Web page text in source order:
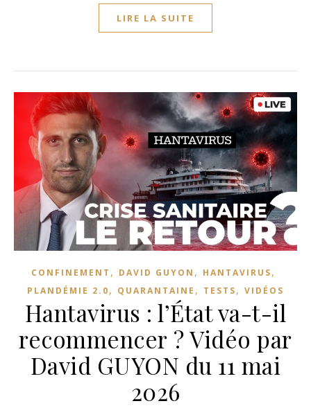
LIRE LA SUITE
CONFINEMENT , DAVID GUYON , HANTAVIRUS,
PLANDÉMIE 2.0, QUARANTAINE , TESTS, VIDÉOS
Hantavirus : l’État va-t-il
recommencer ? Vidéo par
David GUYON du 11 mai
2026